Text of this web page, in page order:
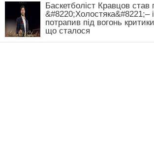
Баскетболіст Кравцов став
&#8220;Холостяка&#8221;–
потрапив під вогонь
що сталося